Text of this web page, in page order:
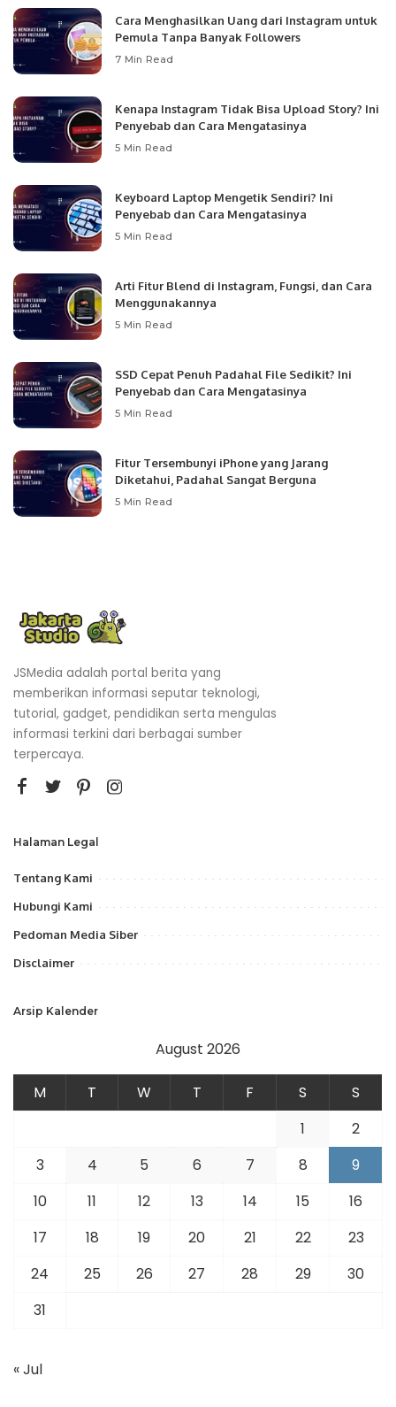
Cara Menghasilkan Uang dari Instagram untuk
Pemula Tanpa Banyak Followers
7 Min Read
Kenapa Instagram Tidak Bisa Upload Story? Ini
Penyebab dan Cara Mengatasinya
5 Min Read
Keyboard Laptop Mengetik Sendiri? Ini
Penyebab dan Cara Mengatasinya
5 Min Read
Arti Fitur Blend di Instagram, Fungsi, dan Cara
Menggunakannya
5 Min Read
SSD Cepat Penuh Padahal File Sedikit? Ini
Penyebab dan Cara Mengatasinya
5 Min Read
Fitur Tersembunyi iPhone yang Jarang
Diketahui, Padahal Sangat Berguna
5 Min Read
JSMedia adalah portal berita yang
memberikan informasi seputar teknologi,
tutorial, gadget, pendidikan serta mengulas
informasi terkini dari berbagai sumber
terpercaya.
Halaman Legal
Tentang Kami
Hubungi Kami
Pedoman Media Siber
Disclaimer
Arsip Kalender
August 2026
M T W T F S
S
1
2
3
4 5 6 7 8
9
10
11 12 13 14 15
16
17
18 19 20 21 22
23
24
25 26 27 28 29
30
31
« Jul